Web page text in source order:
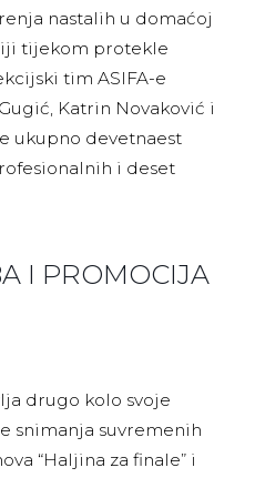
nastalih u domaćoj
tijekom protekle
tim ASIFA-e
Katrin Novaković i
ukupno devetnaest
i deset
I PROMOCIJA
drugo kolo svoje
snimanja suvremenih
“Haljina za finale” i